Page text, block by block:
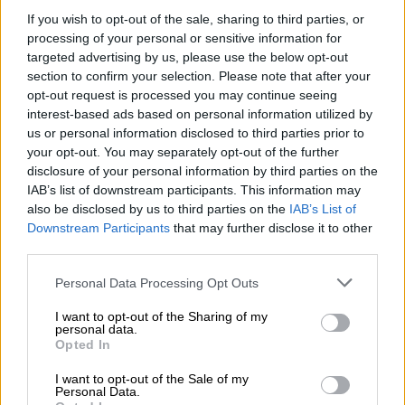
If you wish to opt-out of the sale, sharing to third parties, or
processing of your personal or sensitive information for
targeted advertising by us, please use the below opt-out
section to confirm your selection. Please note that after your
opt-out request is processed you may continue seeing
interest-based ads based on personal information utilized by
us or personal information disclosed to third parties prior to
your opt-out. You may separately opt-out of the further
disclosure of your personal information by third parties on the
IAB’s list of downstream participants. This information may
also be disclosed by us to third parties on the IAB’s List of
Downstream Participants that may further disclose it to other
Please note that this website/app uses one or more Google
not limited to your visit or usage behaviour. You may click to
grant or deny consent to Google and its third-party tags to
use your data for below specified purposes in below Google
consent section.
Personal Data Processing Opt Outs
I want to opt-out of the Sharing of my
personal data.
Opted In
I want to opt-out of the Sale of my
Personal Data.
Το προφίλ της εκλεγμένης
Η ΜακΜπράιντφαίνεται να έχει ένα μεγάλο
προβάδισμαστην πολιτεία του Ντέλαγουερ,
σύμφωνα με τα μέχρι στιγμής αποτελέσματα
τωναμερικανικών εκλογών(80%), την
πολιτεία του προέδρου Τζο Μπάιντεν, με
Γουέιλεν. Κάπως έτσιθα γίνει η πρώτη
τρανσέξουαλ γερουσιαστής των ΗΠΑ.
«Ευχαριστώ, Ντέλαγουερ!
ψήφου σας και των αξιών σας, είμαι